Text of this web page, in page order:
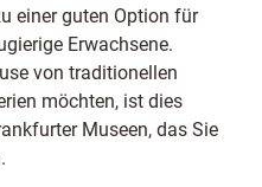
einer guten Option für
Erwachsene.
von traditionellen
möchten, ist dies
Museen, das Sie